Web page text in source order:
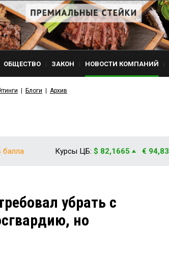
ОБЩЕСТВО ЗАКОН НОВОСТИ КОМПАНИЙ
Блоги Архив
балла Курсы ЦБ: $ 82,1665 €
убрать с
но